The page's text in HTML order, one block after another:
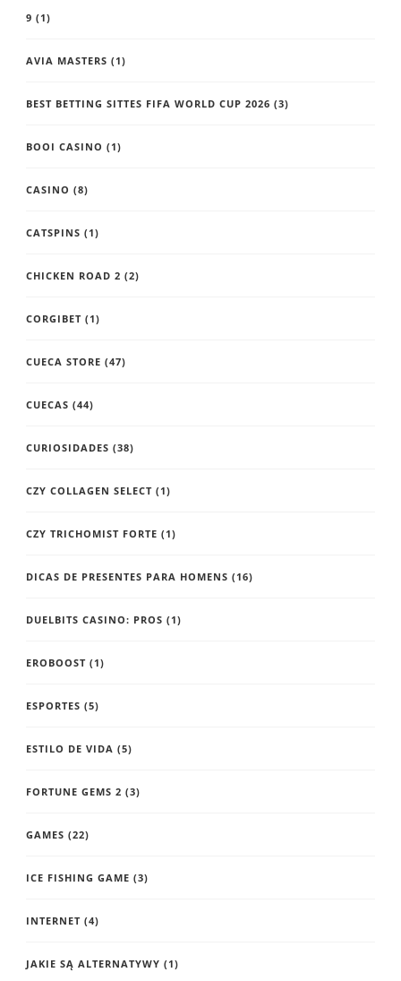
9 (1)
AVIA MASTERS (1)
BEST BETTING SITTES FIFA WORLD CUP 2026 (3)
BOOI CASINO (1)
CASINO (8)
CATSPINS (1)
CHICKEN ROAD 2 (2)
CORGIBET (1)
CUECA STORE (47)
CUECAS (44)
CURIOSIDADES (38)
CZY COLLAGEN SELECT (1)
CZY TRICHOMIST FORTE (1)
DICAS DE PRESENTES PARA HOMENS (16)
DUELBITS CASINO: PROS (1)
EROBOOST (1)
ESPORTES (5)
ESTILO DE VIDA (5)
FORTUNE GEMS 2 (3)
GAMES (22)
ICE FISHING GAME (3)
INTERNET (4)
JAKIE SĄ ALTERNATYWY (1)